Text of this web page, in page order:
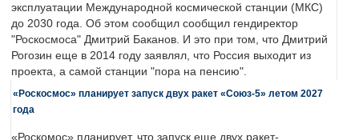
эксплуатации Международной космической станции (МКС)
до 2030 года. Об этом сообщил сообщил гендиректор
"Роскосмоса" Дмитрий Баканов. И это при том, что Дмитрий
Рогозин еще в 2014 году заявлял, что Россия выходит из
проекта, а самой станции "пора на пенсию".
«Роскосмос» планирует запуск двух ракет «Союз-5» летом 2027
года
«Роскомос» планирует, что запуск еще двух ракет-